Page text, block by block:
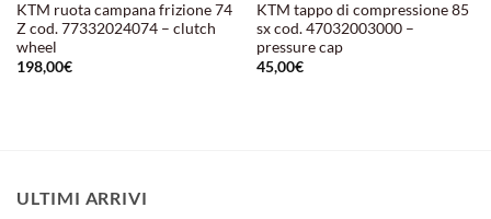
KTM ruota campana frizione 74
Z cod. 77332024074 – clutch
wheel
198,00€
KTM tappo di compressione 85
sx cod. 47032003000 –
pressure cap
45,00€
ULTIMI ARRIVI